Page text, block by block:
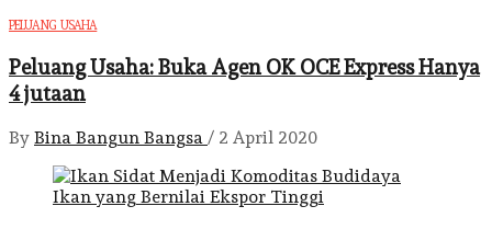
PELUANG USAHA
Peluang Usaha: Buka Agen OK OCE Express Hanya
4 jutaan
By Bina Bangun Bangsa / 2 April 2020